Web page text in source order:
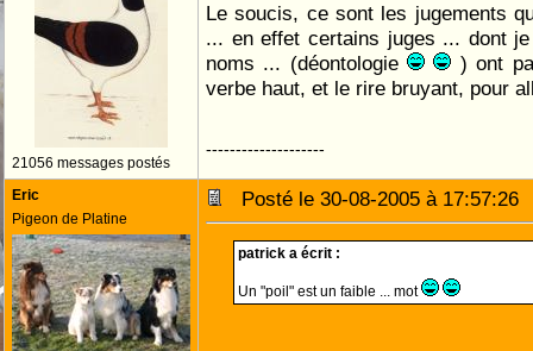
21056 messages postés
Le soucis, ce sont les jugements
... en effet certains juges ... dont
noms ... (déontologie
) ont
verbe haut, et le rire bruyant, pour
--------------------
Eric
Pigeon de Platine
Posté le 30-08-2005 à
patrick a écrit :
Un "poil" est un faible ... mot